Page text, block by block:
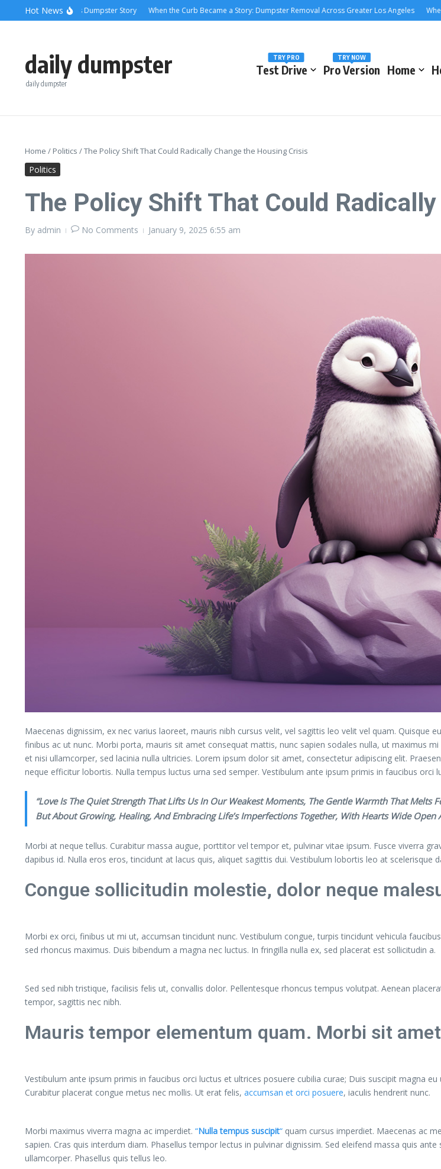
content
Skip to content
Hot News
A Los Angeles Dumpster Story When the Curb Became a Story: Dumpster Removal Across Greater Los Angeles When the
daily dumpster
daily dumpster
Test Drive
TRY PRO
Pro Version
TRY NOW
Home
Home / Politics /The Policy Shift That Could Radically Change the Housing Crisis
Politics
The Policy Shift That Could
By admin No Comments January 9, 2025 6:55 am
Maecenas dignissim, ex nec varius laoreet, mauris nibh cursus velit, vel sagittis leo velit vel quam. Quisque
finibus ac ut nunc. Morbi porta, mauris sit amet consequat mattis, nunc sapien sodales nulla, ut maximus
et nisi ullamcorper, sed lacinia nulla ultricies. Lorem ipsum dolor sit amet, consectetur adipiscing elit.
neque efficitur lobortis. Nulla tempus luctus urna sed semper. Vestibulum ante ipsum primis in faucibus orci
“Love Is The Quiet Strength That Lifts Us In Our Weakest Moments, The Gentle Warmth That Melts
But About Growing, Healing, And Embracing Life’s Imperfections Together, With Hearts Wide Open
Morbi at neque tellus. Curabitur massa augue, porttitor vel tempor et, pulvinar vitae ipsum. Fusce viverra
dapibus id. Nulla eros eros, tincidunt at lacus quis, aliquet sagittis dui. Vestibulum lobortis leo at scelerisque
Congue sollicitudin molestie, dolor neque
Morbi ex orci, finibus ut mi ut, accumsan tincidunt nunc. Vestibulum congue, turpis tincidunt vehicula
sed rhoncus maximus. Duis bibendum a magna nec luctus. In fringilla nulla ex, sed placerat est sollicitudin a.
Sed sed nibh tristique, facilisis felis ut, convallis dolor. Pellentesque rhoncus tempus volutpat. Aenean
tempor, sagittis nec nibh.
Mauris tempor elementum quam. Morbi sit
Vestibulum ante ipsum primis in faucibus orci luctus et ultrices posuere cubilia curae; Duis suscipit magna
Curabitur placerat congue metus nec mollis. Ut erat felis, accumsan et orci posuere, iaculis hendrerit nunc.
Morbi maximus viverra magna ac imperdiet. “Nulla tempus suscipit“ quam cursus imperdiet. Maecenas ac
sapien. Cras quis interdum diam. Phasellus tempor lectus in pulvinar dignissim. Sed eleifend massa quis
ullamcorper. Phasellus quis tellus leo.